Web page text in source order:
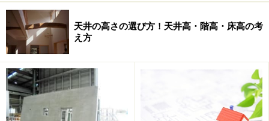
天井の高さの選び方！天井高・階高・床高の考
え方